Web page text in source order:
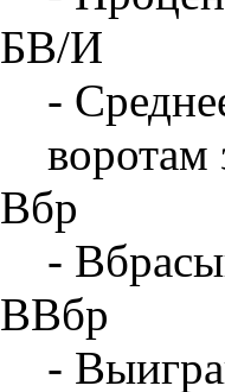
БВ/И
-
воротам
Вбр
-
ВВбр
-